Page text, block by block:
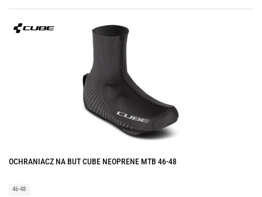
OCHRANIACZ NA BUT CUBE NEOPRENE MTB 46-48
46-48